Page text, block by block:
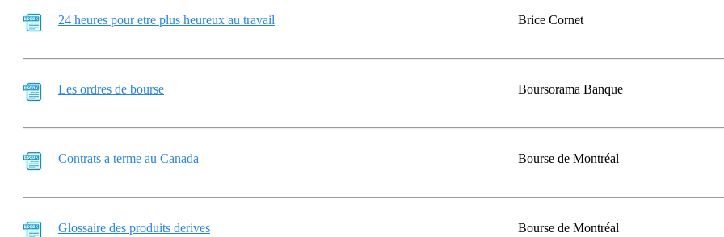
24 heures pour etre plus heureux au travail Brice Cornet
Les ordres de bourse Boursorama Banque
Contrats a terme au Canada Bourse de Montréal
Glossaire des produits derives Bourse de Montréal